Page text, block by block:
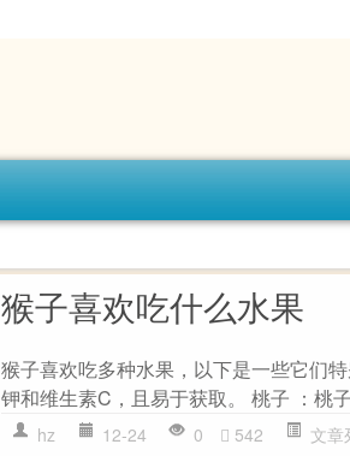
猴子喜欢吃什么水果
猴子喜欢吃多种水果，以下是一些它们
钾和维生素C，且易于获取。 桃子 ：桃
hz 12-24 0 542 文章